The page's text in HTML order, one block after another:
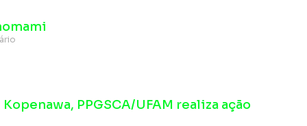
PPGSCA/UFAM realiza ação